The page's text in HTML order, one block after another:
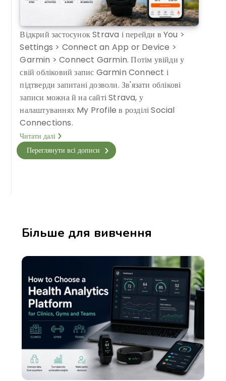
Відкрий застосунок Strava і перейди в You >
Settings > Connect an App or Device >
Garmin > Connect Garmin. Потім увійди у
свій обліковий запис Garmin Connect і
підтверди запитані дозволи. Зв'язати облікові
записи можна й на сайті Strava, у
налаштуваннях My Profile в розділі Social
Connections.
Читати далі
Переглянути всі дописи
Більше для вивчення